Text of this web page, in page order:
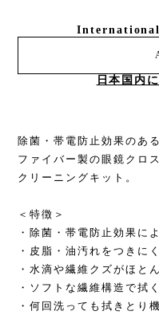
日本国内
除菌・帯電防止効果のあ
ファイバー製の眼鏡クロ
クリーニングキット。
＜特徴＞
・除菌・帯電防止効果に
・皮脂・油汚れをつきに
・水滴や繊維クズがほと
・ソフトな繊維構造で拭
・何回洗っても拭きとり